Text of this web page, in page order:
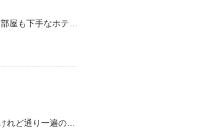
国民宿舎というと、これまでの経験では、格安ではあるけれど通り一遍の料理、気の利かないサービスというイメージが強かったのですが、この森吉山荘は行ってみてびっくり。国民宿舎の…